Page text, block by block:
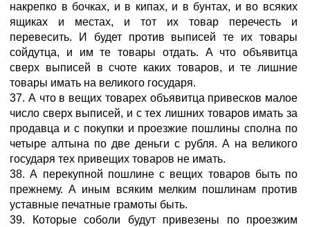
накрепко в бочках, и в кипах, и в бунтах, и во всяких
ящиках и местах, и тот их товар перечесть и
перевесить. И будет против выписей те их товары
сойдутца, и им те товары отдать. А что объявитца
сверх выписей в счоте каких товаров, и те лишние
товары имать на великого государя.
37. А что в вещих товарех объявитца привесков малое
число сверх выписей, и с тех лишних товаров имать за
продавца и с покупки и проезжие пошлины сполна по
четыре алтына по две деньги с рубля. А на великого
государя тех привещих товаров не имать.
38. А перекупной пошлине с вещих товаров быть по
прежнему. А иным всяким мелким пошлинам против
уставные печатные грамоты быть.
39. Которые соболи будут привезены по проезжим